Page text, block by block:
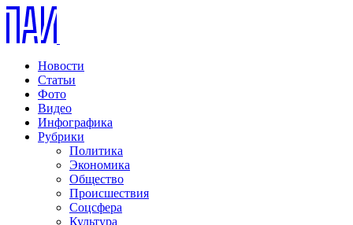
Новости
Статьи
Фото
Видео
Инфографика
Рубрики
Политика
Экономика
Общество
Происшествия
Соцсфера
Культура